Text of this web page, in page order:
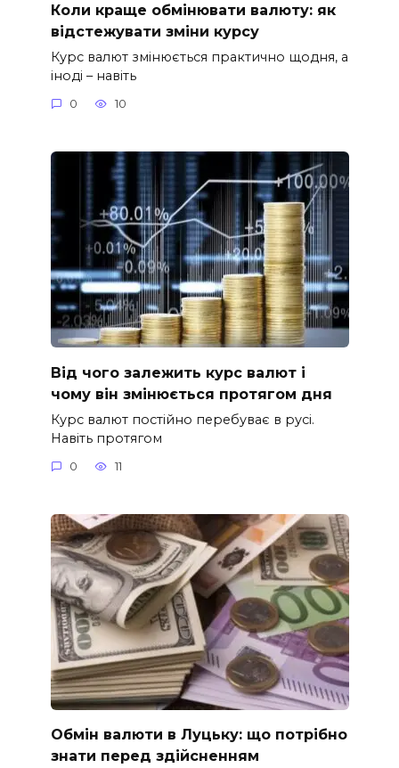
Коли краще обмінювати валюту: як
відстежувати зміни курсу
Курс валют змінюється практично щодня, а
іноді – навіть
0 10
Від чого залежить курс валют і
чому він змінюється протягом дня
Курс валют постійно перебуває в русі.
Навіть протягом
0 11
Обмін валюти в Луцьку: що потрібно
знати перед здійсненням